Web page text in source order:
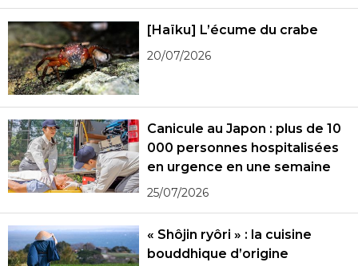
[Haïku] L’écume du crabe
20/07/2026
Canicule au Japon : plus de 10
000 personnes hospitalisées
en urgence en une semaine
25/07/2026
« Shôjin ryôri » : la cuisine
bouddhique d’origine